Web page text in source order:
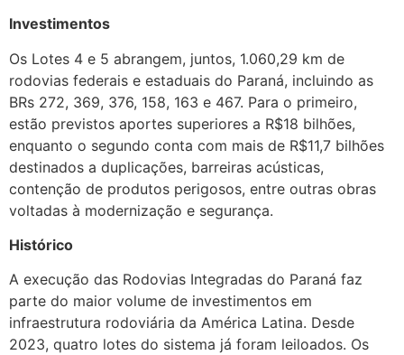
Investimentos
Os Lotes 4 e 5 abrangem, juntos, 1.060,29 km de
rodovias federais e estaduais do Paraná, incluindo as
BRs 272, 369, 376, 158, 163 e 467. Para o primeiro,
estão previstos aportes superiores a R$18 bilhões,
enquanto o segundo conta com mais de R$11,7 bilhões
destinados a duplicações, barreiras acústicas,
contenção de produtos perigosos, entre outras obras
voltadas à modernização e segurança.
Histórico
A execução das Rodovias Integradas do Paraná faz
parte do maior volume de investimentos em
infraestrutura rodoviária da América Latina. Desde
2023, quatro lotes do sistema já foram leiloados. Os